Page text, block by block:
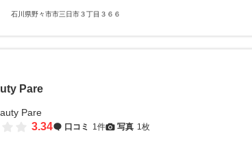
石川県野々市市三日市３丁目３６６
Pare
3.34 口コミ 1件 写真 1枚